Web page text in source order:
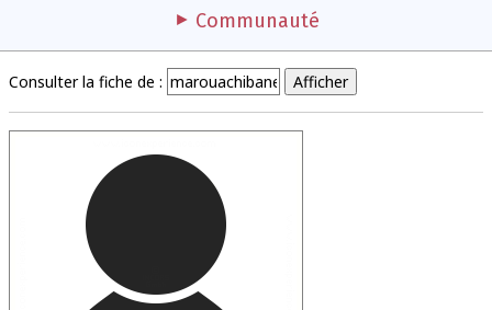
Communauté
Consulter la fiche de :